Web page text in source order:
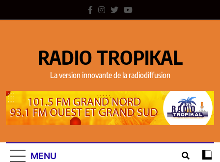
RADIO TROPIKAL
La version innovante de la radiodiffusion
MENU